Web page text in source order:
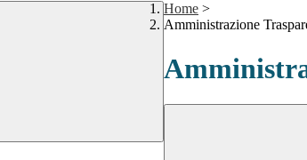
Home >
Amministrazione